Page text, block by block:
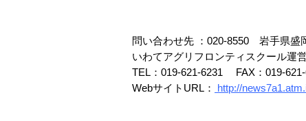
問い合わせ先 ：020-8550 岩手県盛
いわてアグリフロンティスクール運
TEL：019-621-6231 FAX：019-621-
WebサイトURL：
http://